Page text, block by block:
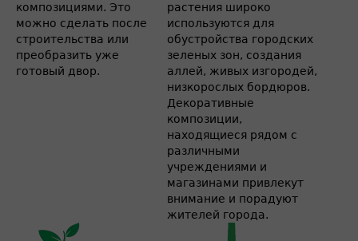
композициями. Это
можно сделать после
строительства или
преобразить уже
готовый двор.
растения широко
используются для
обустройства городских
зеленых зон, создания
аллей, живых изгородей,
низкорослых бордюров.
Декоративные
композиции,
находящиеся рядом с
различными
учреждениями и
магазинами привлекут
внимание и порадуют
жителей города.